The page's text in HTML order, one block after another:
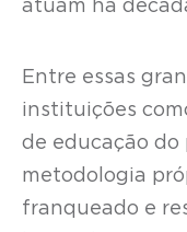
atuam há
Entre essas
instituições
de educação do
metodologia
franqueado e